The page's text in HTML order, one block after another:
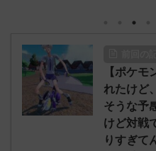
リージョ
ただダグト
れたウミト
めた！ (ﾜｯﾁ
た！ (ﾜｯﾁｮｲW
ッグヘルムかっ
無しさん0971
決めた！ (ﾜｯﾁｮｲ
2023/06/28(水 ...
【ポケ
れたけど
そうな予
けど対戦
りすぎ